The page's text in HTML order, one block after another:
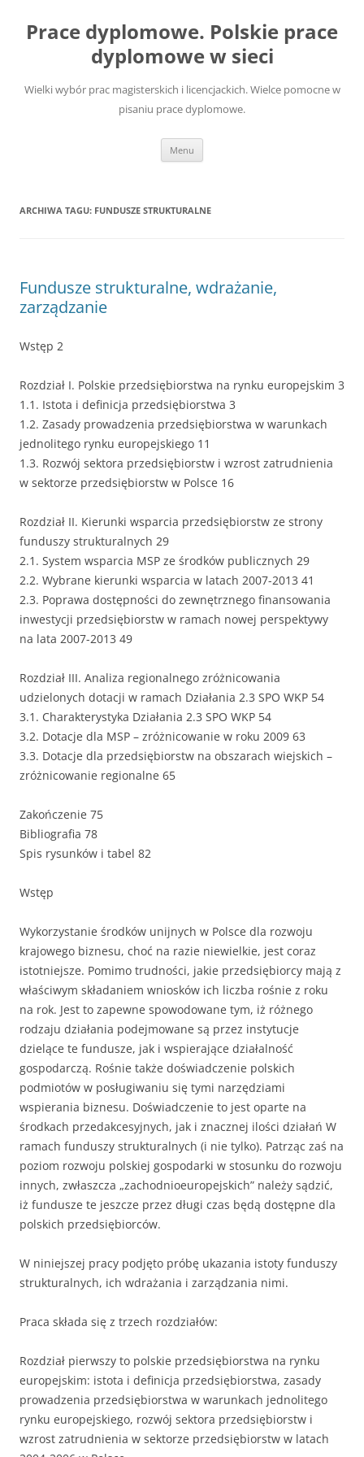
treści
Prace dyplomowe. Polskie prace
dyplomowe w sieci
Wielki wybór prac magisterskich i licencjackich. Wielce pomocne w
pisaniu prace dyplomowe.
Menu
ARCHIWA TAGU: FUNDUSZE STRUKTURALNE
Fundusze strukturalne, wdrażanie,
zarządzanie
Wstęp 2
Rozdział І. Polskie przedsiębiorstwa na rynku europejskim 3
1.1. Istota i definicja przedsiębiorstwa 3
1.2. Zasady prowadzenia przedsiębiorstwa w warunkach
jednolitego rynku europejskiego 11
1.3. Rozwój sektora przedsiębiorstw i wzrost zatrudnienia
w sektorze przedsiębiorstw w Polsce 16
Rozdział ІІ. Kierunki wsparcia przedsiębiorstw ze strony
funduszy strukturalnych 29
2.1. System wsparcia MSP ze środków publicznych 29
2.2. Wybrane kierunki wsparcia w latach 2007-2013 41
2.3. Poprawa dostępności do zewnętrznego finansowania
inwestycji przedsiębiorstw w ramach nowej perspektywy
na lata 2007-2013 49
Rozdział ΙΙΙ. Analiza regionalnego zróżnicowania
udzielonych dotacji w ramach Działania 2.3 SPO WKP 54
3.1. Charakterystyka Działania 2.3 SPO WKP 54
3.2. Dotacje dla MSP – zróżnicowanie w roku 2009 63
3.3. Dotacje dla przedsiębiorstw na obszarach wiejskich –
zróżnicowanie regionalne 65
Zakończenie 75
Bibliografia 78
Spis rysunków i tabel 82
Wstęp
Wykorzystanie środków unijnych w Polsce dla rozwoju
krajowego biznesu, choć na razie niewielkie, jest coraz
istotniejsze. Pomimo trudności, jakie przedsiębiorcy mają z
właściwym składaniem wniosków ich liczba rośnie z roku
na rok. Jest to zapewne spowodowane tym, iż różnego
rodzaju działania podejmowane są przez instytucje
dzielące te fundusze, jak i wspierające działalność
gospodarczą. Rośnie także doświadczenie polskich
podmiotów w posługiwaniu się tymi narzędziami
wspierania biznesu. Doświadczenie to jest oparte na
środkach przedakcesyjnych, jak i znacznej ilości działań W
ramach funduszy strukturalnych (i nie tylko). Patrząc zaś na
poziom rozwoju polskiej gospodarki w stosunku do rozwoju
innych, zwłaszcza „zachodnioeuropejskich” należy sądzić,
iż fundusze te jeszcze przez długi czas będą dostępne dla
polskich przedsiębiorców.
W niniejszej pracy podjęto próbę ukazania istoty funduszy
strukturalnych, ich wdrażania i zarządzania nimi.
Praca składa się z trzech rozdziałów:
Rozdział pierwszy to polskie przedsiębiorstwa na rynku
europejskim: istota i definicja przedsiębiorstwa, zasady
prowadzenia przedsiębiorstwa w warunkach jednolitego
rynku europejskiego, rozwój sektora przedsiębiorstw i
wzrost zatrudnienia w sektorze przedsiębiorstw w latach